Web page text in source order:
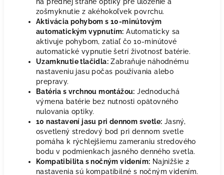
zošmyknutie z akéhokoľvek povrchu.
Aktivácia pohybom s 10-minútovým
automatickým vypnutím: Automaticky sa
aktivuje pohybom, zatiaľ čo 10-minútové
automatické vypnutie šetrí životnosť batérie.
Uzamknutie tlačidla: Zabraňuje náhodnému
nastaveniu jasu počas používania alebo
prepravy.
Batéria s vrchnou montážou: Jednoduchá
výmena batérie bez nutnosti opätovného
nulovania optiky.
10 nastavení jasu pri dennom svetle: Jasný,
osvetlený stredový bod pri dennom svetle
pomáha k rýchlejšiemu zameraniu stredového
bodu v podmienkach jasného denného svetla.
Kompatibilita s nočným videním: Najnižšie 2
nastavenia sú kompatibilné s nočným videním.